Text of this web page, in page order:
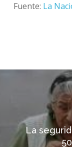
Fuente: La
La